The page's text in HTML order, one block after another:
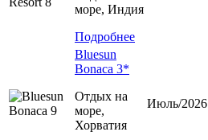
море, Индия
Подробнее
Bluesun
Bonaca 3*
Отдых на
море,
Хорватия
Июль/2026